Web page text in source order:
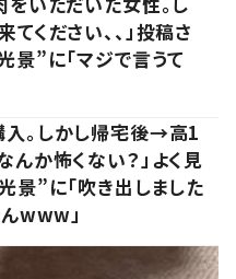
ください、、」投稿さ
景”に「マジで言うて
。しかし帰宅後→高1
んか怖くない？」よく見
”に「吹き出しました
www」